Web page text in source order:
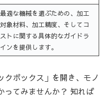
最適な機械を選ぶための、加工
対象材料、加工精度、そしてコ
ストに関する具体的なガイドラ
インを提供します。
クボックス」を開き、モノ
ってみませんか？ 知れば